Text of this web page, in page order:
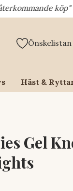
köp"
Önskelistan
Häst &
Gel